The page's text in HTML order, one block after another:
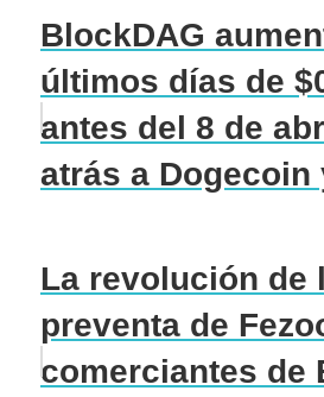
BlockDAG
últimos días de
antes del 8 de
atrás a Dogecoin
La revolución de
preventa de
comerciantes de